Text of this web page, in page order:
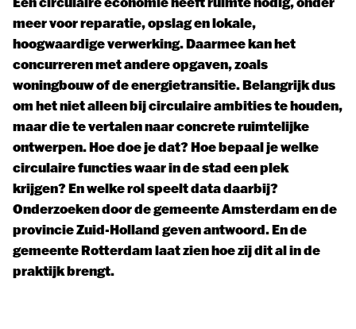
meer voor reparatie, opslag en lokale,
hoogwaardige verwerking. Daarmee kan het
concurreren met andere opgaven, zoals
woningbouw of de energietransitie. Belangrijk dus
om het niet alleen bij circulaire ambities te houden,
maar die te vertalen naar concrete ruimtelijke
ontwerpen. Hoe doe je dat? Hoe bepaal je welke
circulaire functies waar in de stad een plek
krijgen? En welke rol speelt data daarbij?
Onderzoeken door de gemeente Amsterdam en de
provincie Zuid-Holland geven antwoord. En de
gemeente Rotterdam laat zien hoe zij dit al in de
praktijk brengt.